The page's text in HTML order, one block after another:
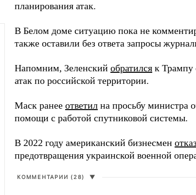
планирования атак.
В Белом доме ситуацию пока не
также оставили без ответа запросы
Напомним, Зеленский обратился к Трампу
атак по российской территории.
Маск ранее ответил на просьбу министра
помощи с работой спутниковой системы.
В 2022 году американский бизнесмен
предотвращения украинской военной
КОММЕНТАРИИ (28) ▼